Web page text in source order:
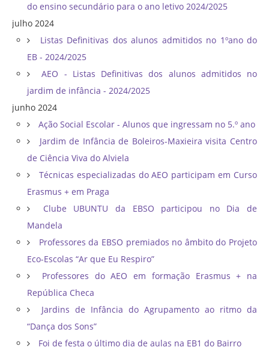
do ensino secundário para o ano letivo 2024/2025
julho 2024
Listas Definitivas dos alunos admitidos no 1ºano do
EB - 2024/2025
AEO - Listas Definitivas dos alunos admitidos no
jardim de infância - 2024/2025
junho 2024
Ação Social Escolar - Alunos que ingressam no 5.º ano
Jardim de Infância de Boleiros-Maxieira visita Centro
de Ciência Viva do Alviela
Técnicas especializadas do AEO participam em Curso
Erasmus + em Praga
Clube UBUNTU da EBSO participou no Dia de
Mandela
Professores da EBSO premiados no âmbito do Projeto
Eco-Escolas “Ar que Eu Respiro”
Professores do AEO em formação Erasmus + na
República Checa
Jardins de Infância do Agrupamento ao ritmo da
“Dança dos Sons”
Foi de festa o último dia de aulas na EB1 do Bairro